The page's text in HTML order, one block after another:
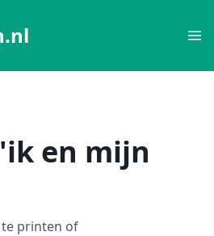
en mijn
printen of